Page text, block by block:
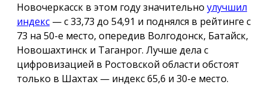
Новочеркасск в этом году значительно улучшил
индекс — с 33,73 до 54,91 и поднялся в рейтинге с
73 на 50-е место, опередив Волгодонск, Батайск,
Новошахтинск и Таганрог. Лучше дела с
цифровизацией в Ростовской области обстоят
только в Шахтах — индекс 65,6 и 30-е место.